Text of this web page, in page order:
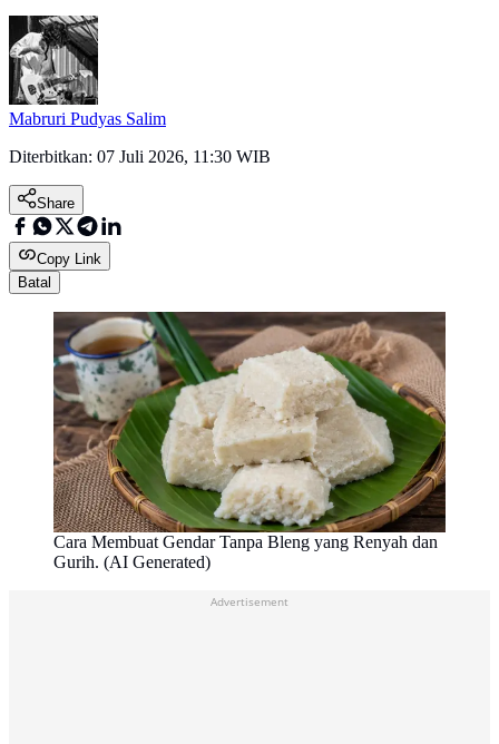
Mabruri Pudyas Salim
Diterbitkan: 07 Juli 2026, 11:30 WIB
Share
Copy Link
Batal
Cara Membuat Gendar Tanpa Bleng yang Renyah dan
Gurih. (AI Generated)